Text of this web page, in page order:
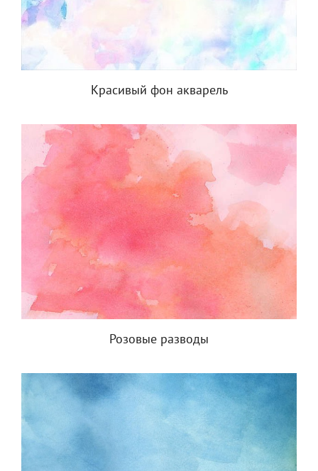
Красивый фон акварель
Розовые разводы